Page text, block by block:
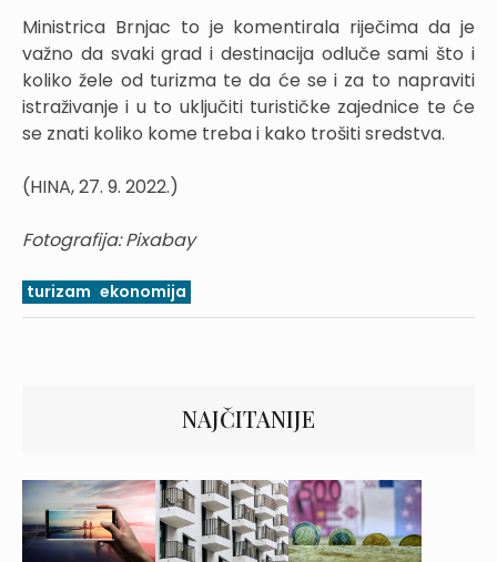
Ministrica Brnjac to je komentirala riječima da je
važno da svaki grad i destinacija odluče sami što i
koliko žele od turizma te da će se i za to napraviti
istraživanje i u to uključiti turističke zajednice te će
se znati koliko kome treba i kako trošiti sredstva.
(HINA, 27. 9. 2022.)
Fotografija: Pixabay
turizam ekonomija
NAJČITANIJE